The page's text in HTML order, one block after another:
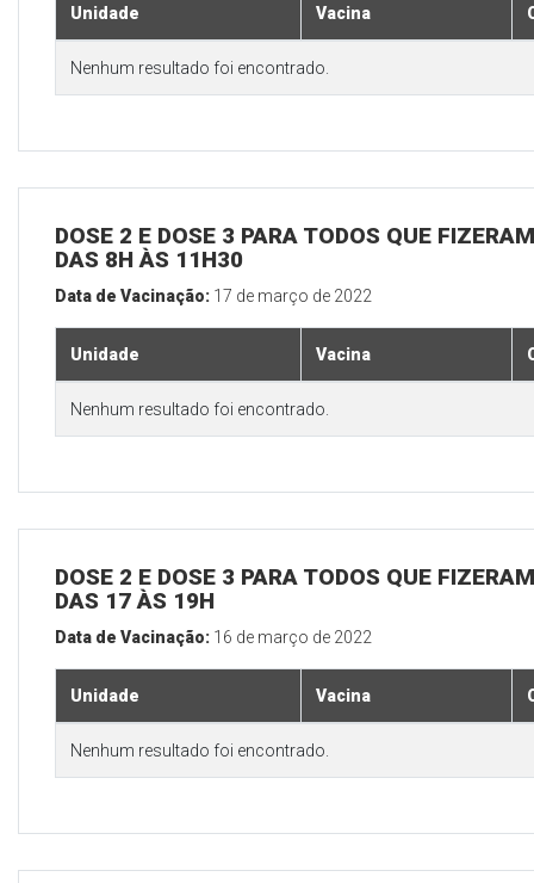
Unidade Vacina
Nenhum resultado foi encontrado.
DOSE 2 E DOSE 3 PARA TODOS QUE
DAS 8H ÀS 11H30
Data de Vacinação: 17 de março de 2022
Unidade Vacina
Nenhum resultado foi encontrado.
DOSE 2 E DOSE 3 PARA TODOS QUE
DAS 17 ÀS 19H
Data de Vacinação: 16 de março de 2022
Unidade Vacina
Nenhum resultado foi encontrado.